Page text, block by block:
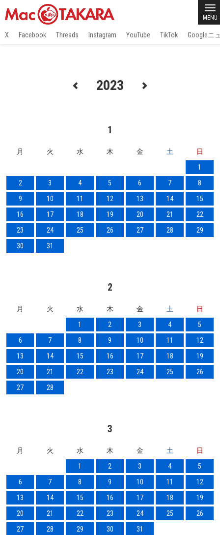
MENU
X Facebook Threads Instagram YouTube TikTok Googleニ
2023
1
月 火 水 木 金 土
日
1
2
3 4 5 6 7
8
9
10 11 12 13 14
15
16
17 18 19 20 21
22
23
24 25 26 27 28
29
30
31
2
月 火 水 木 金 土
日
1
2 3 4
5
6
7 8 9 10 11
12
13
14 15 16 17 18
19
20
21 22 23 24 25
26
27
28
3
月 火 水 木 金 土
日
1
2 3 4
5
6
7 8 9 10 11
12
13
14 15 16 17 18
19
20
21 22 23 24 25
26
27
28 29 30 31